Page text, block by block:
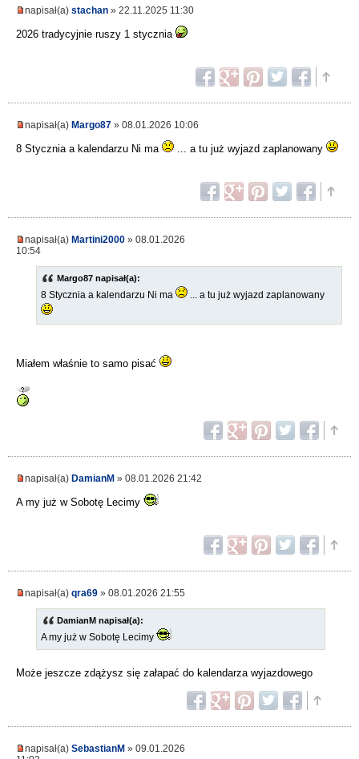
napisał(a) stachan » 22.11.2025 11:30
2026 tradycyjnie ruszy 1 stycznia
napisał(a) Margo87 » 08.01.2026 10:06
8 Stycznia a kalendarzu Ni ma ... a tu już wyjazd zaplanowany
napisał(a) Martini2000 » 08.01.2026
10:54
Margo87 napisał(a):
8 Stycznia a kalendarzu Ni ma ... a tu już wyjazd zaplanowany
Miałem właśnie to samo pisać
napisał(a) DamianM » 08.01.2026 21:42
A my już w Sobotę Lecimy
napisał(a) qra69 » 08.01.2026 21:55
DamianM napisał(a):
A my już w Sobotę Lecimy
Może jeszcze zdążysz się załapać do kalendarza wyjazdowego
napisał(a) SebastianM » 09.01.2026